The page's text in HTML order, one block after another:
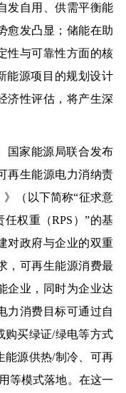
发自用、供需平衡能
愈发凸显；储能在助
性与可靠性方面的核
能源项目的规划设计
济性评估，将产生深
家能源局联合发布
再生能源电力消纳责
（以下简称“征求意
权重（RPS）”的基
对政府与企业的双重
，可再生能源消费最
企业，同时为企业达
力消费目标可通过自
购买绿证/绿电等方式
能源供热/制冷、可再
等模式落地。在这一